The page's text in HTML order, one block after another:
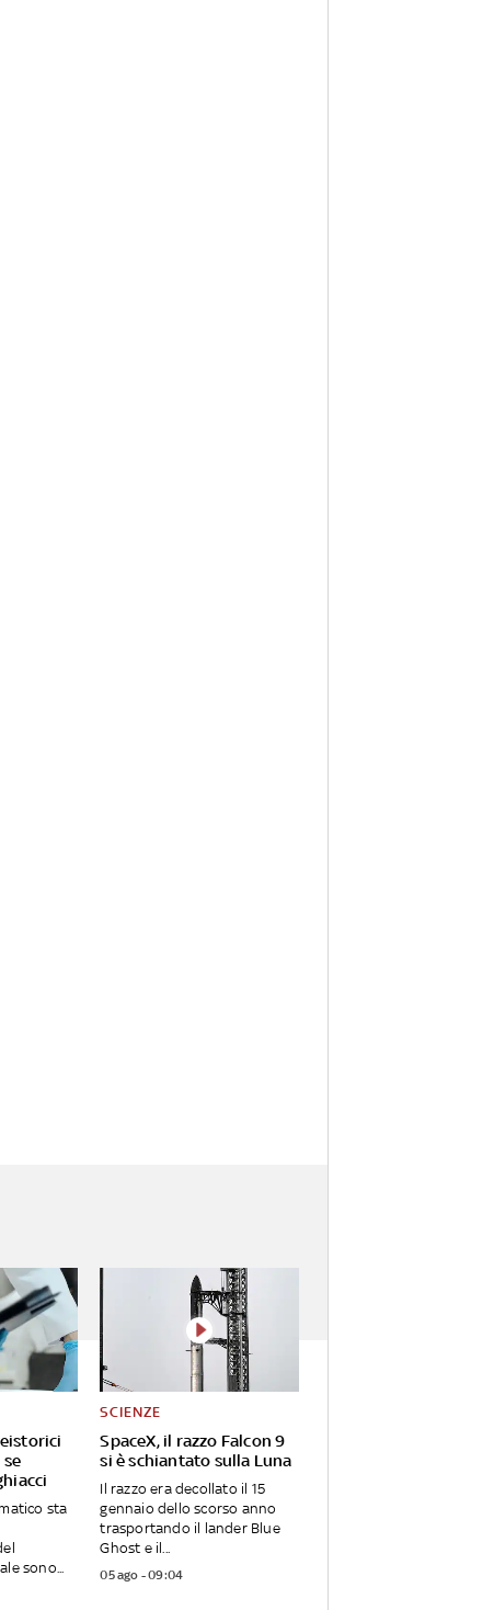
sta
sono...
SpaceX, il razzo Falcon 9
si è schiantato sulla Luna
SCIENZE
Il razzo era decollato il 15
gennaio dello scorso anno
trasportando il lander Blue
Ghost e il...
05 ago - 09:04